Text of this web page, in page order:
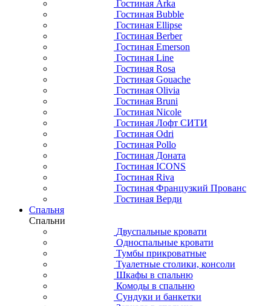
Гостиная Arka
Гостиная Bubble
Гостиная Ellipse
Гостиная Berber
Гостиная Emerson
Гостиная Line
Гостиная Rosa
Гостиная Gouache
Гостиная Olivia
Гостиная Bruni
Гостиная Nicole
Гостиная Лофт СИТИ
Гостиная Odri
Гостиная Pollo
Гостиная Доната
Гостиная ICONS
Гостиная Riva
Гостиная Французкий Прованс
Гостиная Верди
Спальня
Спальни
Двуспальные кровати
Односпальные кровати
Тумбы прикроватные
Туалетные столики, консоли
Шкафы в спальню
Комоды в спальню
Сундуки и банкетки